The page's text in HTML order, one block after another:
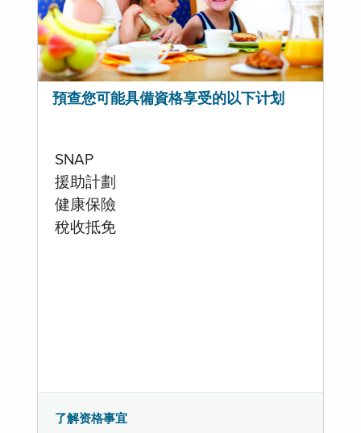
預查您可能具備資格享受的以下计划
SNAP
援助計劃
健康保險
稅收抵免
了解资格事宜